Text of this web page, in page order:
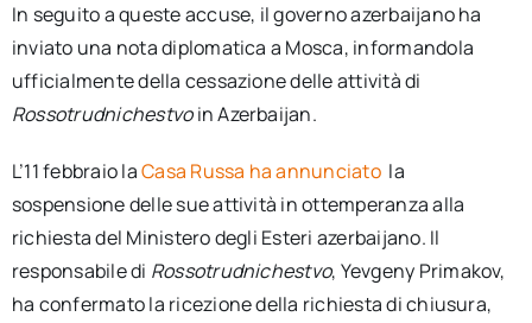
In seguito a queste accuse, il governo azerbaijano ha
inviato una nota diplomatica a Mosca, informandola
ufficialmente della cessazione delle attività di
Rossotrudnichestvoin Azerbaijan.
L’11 febbraio laCasa Russa ha annunciato la
sospensione delle sue attività in ottemperanza alla
richiesta del Ministero degli Esteri azerbaijano. Il
responsabile di Rossotrudnichestvo, Yevgeny Primakov,
ha confermato la ricezione della richiesta di chiusura,